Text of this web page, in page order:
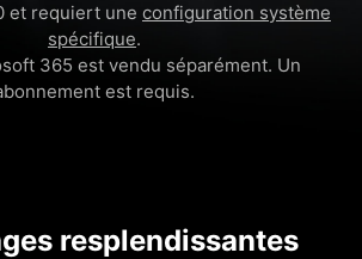
et requiert une configuration système
spécifique.
365 est vendu séparément. Un
est requis.
resplendissantes